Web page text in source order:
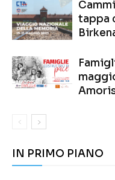
tappa
IN PRIMO PIANO